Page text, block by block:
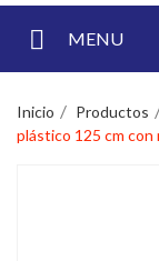
MENU
Inicio Productos
plástico 125 cm